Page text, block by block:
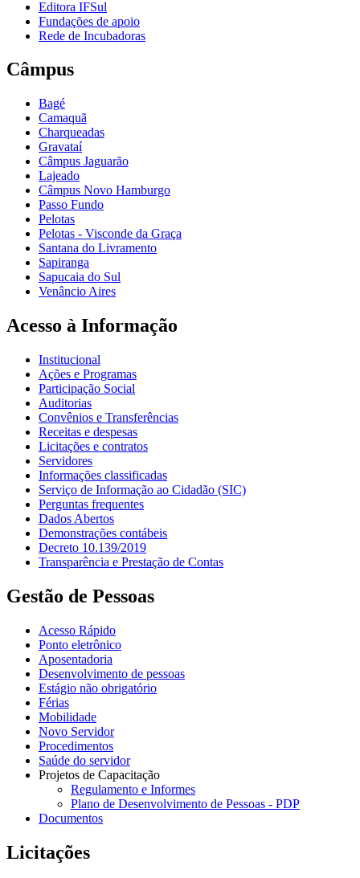
Editora IFSul
Fundações de apoio
Rede de Incubadoras
Câmpus
Bagé
Camaquã
Charqueadas
Gravataí
Câmpus Jaguarão
Lajeado
Câmpus Novo Hamburgo
Passo Fundo
Pelotas
Pelotas - Visconde da Graça
Santana do Livramento
Sapiranga
Sapucaia do Sul
Venâncio Aires
Acesso à Informação
Institucional
Ações e Programas
Participação Social
Auditorias
Convênios e Transferências
Receitas e despesas
Licitações e contratos
Servidores
Informações classificadas
Serviço de Informação ao Cidadão (SIC)
Perguntas frequentes
Dados Abertos
Demonstrações contábeis
Decreto 10.139/2019
Transparência e Prestação de Contas
Gestão de Pessoas
Acesso Rápido
Ponto eletrônico
Aposentadoria
Desenvolvimento de pessoas
Estágio não obrigatório
Férias
Mobilidade
Novo Servidor
Procedimentos
Saúde do servidor
Projetos de Capacitação
Regulamento e Informes
Plano de Desenvolvimento de Pessoas - PDP
Documentos
Licitações